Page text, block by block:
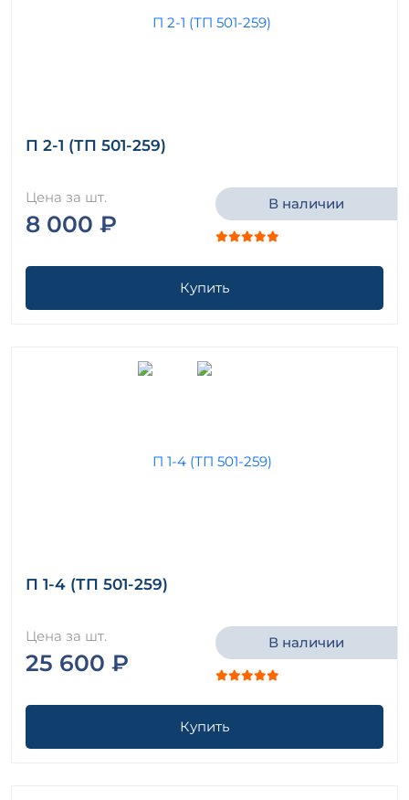
П 2-1 (ТП 501-259)
Цена за шт.
8 000 ₽
В наличии
Купить
П 1-4 (ТП 501-259)
Цена за шт.
25 600 ₽
В наличии
Купить